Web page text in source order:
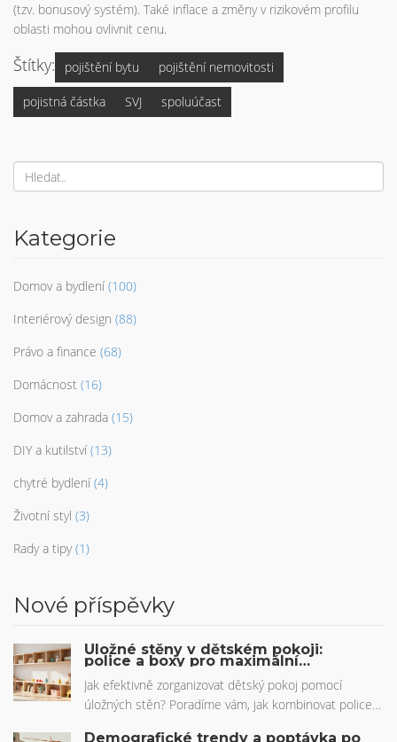
(tzv. bonusový systém). Také inflace a změny v rizikovém profilu
oblasti mohou ovlivnit cenu.
Štítky: pojištění bytu pojištění nemovitosti
pojistná částka SVJ spoluúčast
Kategorie
Domov a bydlení (100)
Interiérový design (88)
Právo a finance (68)
Domácnost (16)
Domov a zahrada (15)
DIY a kutilství (13)
chytré bydlení (4)
Životní styl (3)
Rady a tipy (1)
Nové příspěvky
Úložné stěny v dětském pokoji:
police a boxy pro maximální
Jak efektivně zorganizovat dětský pokoj pomocí
úložných stěn? Poradíme vám, jak kombinovat police a
Demografické trendy a poptávka po